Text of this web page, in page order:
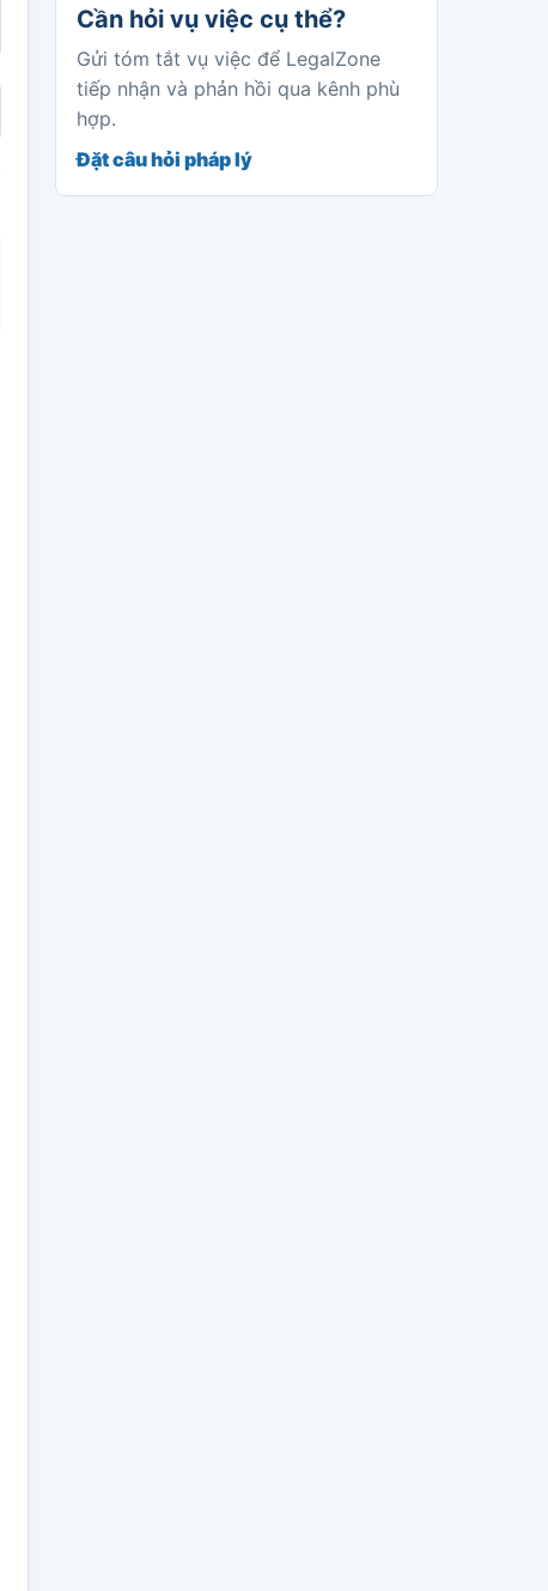
Cần hỏi vụ việc cụ thể?
Gửi tóm tắt vụ việc để LegalZone
tiếp nhận và phản hồi qua kênh phù
hợp.
Đặt câu hỏi pháp lý